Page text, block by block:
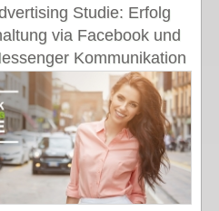
Studie: Erfolg
via Facebook und
Kommunikation